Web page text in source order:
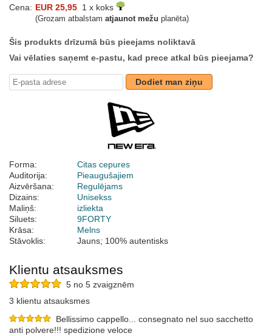
Cena: EUR 25,95 1 x koks
(Grozam atbalstam atjaunot mežu planēta)
Šis produkts drīzumā būs pieejams noliktavā
Vai vēlaties saņemt e-pastu, kad prece atkal būs pieejama?
Dodiet man ziņu
Forma:
Citas cepures
Auditorija:
Pieaugušajiem
Aizvēršana:
Regulējams
Dizains:
Unisekss
Maliņš:
izliekta
Siluets:
9FORTY
Krāsa:
Melns
Stāvoklis:
Jauns; 100% autentisks
Klientu atsauksmes
5 no 5 zvaigznēm
3 klientu atsauksmes
Bellissimo cappello... consegnato nel suo sacchetto
anti polvere!!! spedizione veloce